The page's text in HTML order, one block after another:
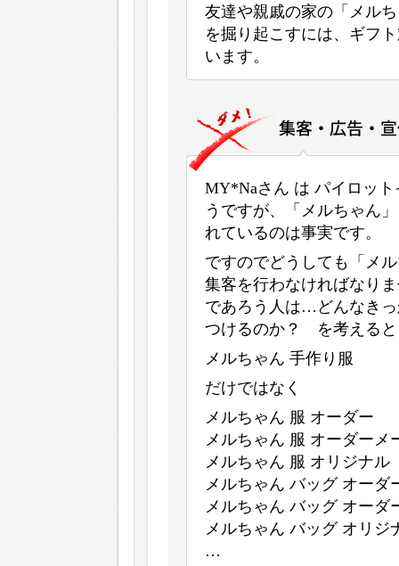
友達や親戚の家の「メル
を掘り起こすには、ギフ
います。
MY*Naさん は パイロッ
うですが、「メルちゃん
れているのは事実です。
ですのでどうしても「メ
集客を行わなければなり
であろう人は…どんなき
つけるのか？ を考えると
メルちゃん 手作り服
だけではなく
メルちゃん 服 オーダー
メルちゃん 服 オーダーメ
メルちゃん 服 オリジナル
メルちゃん バッグ オーダ
メルちゃん バッグ オーダ
メルちゃん バッグ オリジ
…